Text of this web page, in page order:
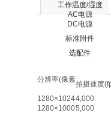
工作温度/湿度
AC电源
DC电源
标准附件
选配件
分辨率(像素
拍摄速度
1280×10244,000
1280×10005,000